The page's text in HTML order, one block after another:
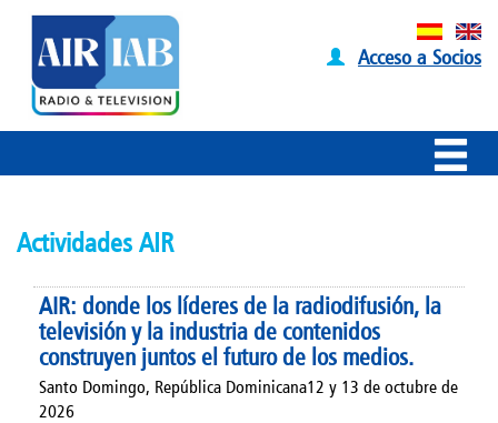
Acceso a Socios
Actividades AIR
AIR: donde los líderes de la radiodifusión, la
televisión y la industria de contenidos
construyen juntos el futuro de los medios.
Santo Domingo, República Dominicana12 y 13 de octubre de
2026